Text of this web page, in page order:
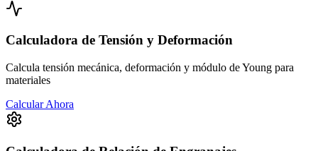
Calculadora de Tensión y Deformación
Calcula tensión mecánica, deformación y módulo de Young para
materiales
Calcular Ahora